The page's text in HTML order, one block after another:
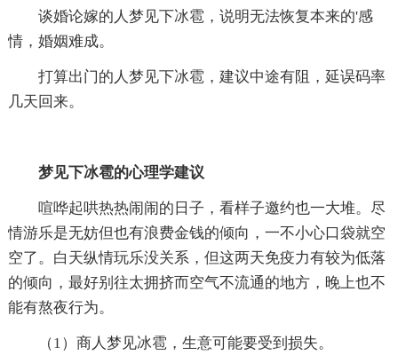
谈婚论嫁的人梦见下冰雹，说明无法恢复本来的'感
情，婚姻难成。
打算出门的人梦见下冰雹，建议中途有阻，延误码率
几天回来。
梦见下冰雹的心理学建议
喧哗起哄热热闹闹的日子，看样子邀约也一大堆。尽
情游乐是无妨但也有浪费金钱的倾向，一不小心口袋就空
空了。白天纵情玩乐没关系，但这两天免疫力有较为低落
的倾向，最好别往太拥挤而空气不流通的地方，晚上也不
能有熬夜行为。
（1）商人梦见冰雹，生意可能要受到损失。